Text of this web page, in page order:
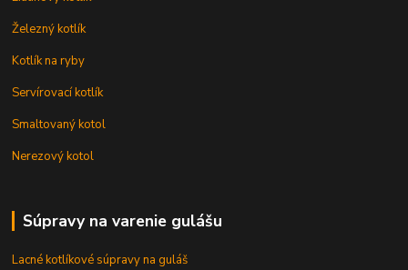
Železný kotlík
Kotlík na ryby
Servírovací kotlík
Smaltovaný kotol
Nerezový kotol
Súpravy na varenie gulášu
Lacné kotlíkové súpravy na guláš